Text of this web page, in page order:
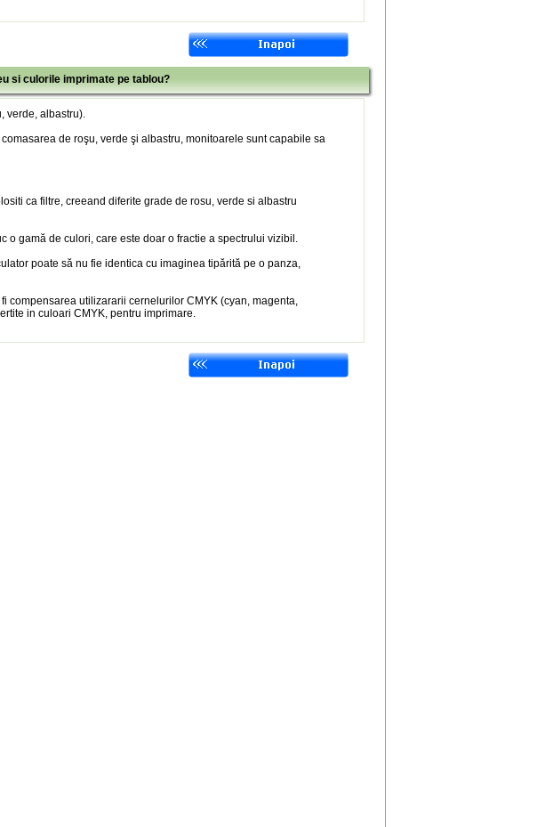
si culorile imprimate pe tablou?
verde, albastru).
de roşu, verde şi albastru, monitoarele sunt capabile sa
ca filtre, creeand diferite grade de rosu, verde si albastru
gamă de culori, care este doar o fractie a spectrului vizibil.
poate să nu fie identica cu imaginea tipărită pe o panza,
compensarea utilizararii cernelurilor CMYK (cyan, magenta,
in culoari CMYK, pentru imprimare.